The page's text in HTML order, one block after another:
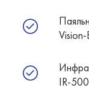
IR-500